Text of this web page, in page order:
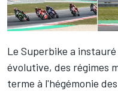
Le Superbike a
évolutive, des régimes
terme à l'hégémonie